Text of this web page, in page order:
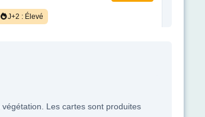
J+2 : Élevé
(66) ORANGE
Les cartes sont produites